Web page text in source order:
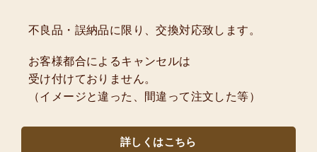
不良品・誤納品に限り、交換対応致します。
お客様都合によるキャンセルは
受け付けておりません。
（イメージと違った、間違って注文した等）
詳しくはこちら